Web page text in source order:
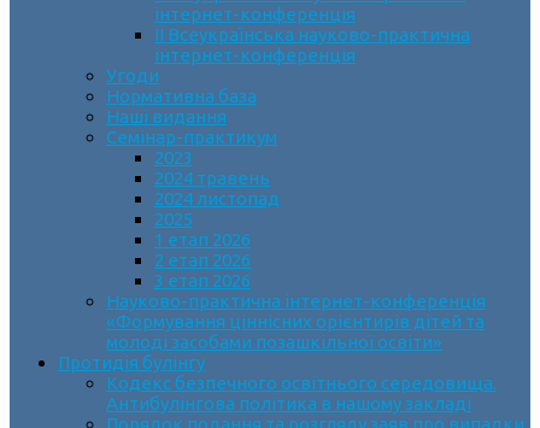
інтернет-конференція
ІІ Всеукраїнська науково-практична
інтернет-конференція
Угоди
Нормативна база
Наші видання
Семінар-практикум
2023
2024 травень
2024 листопад
2025
1 етап 2026
2 етап 2026
3 етап 2026
Науково-практична інтернет-конференція
«Формування ціннісних орієнтирів дітей та
молоді засобами позашкільної освіти»
Протидія булінгу
Кодекс безпечного освітнього середовища.
Антибулінгова політика в нашому закладі
Порядок подання та розгляду заяв про випадки